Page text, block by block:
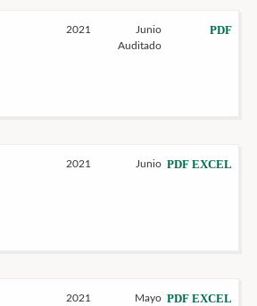
2021
Junio
Auditado
PDF
2021 Junio PDF EXCEL
2021 Mayo PDF EXCEL